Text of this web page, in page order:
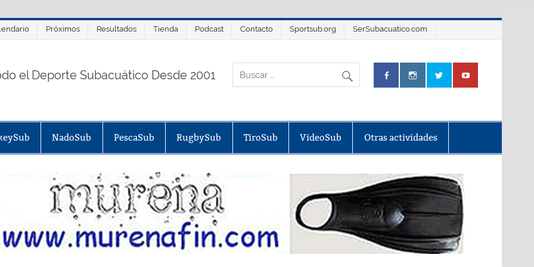
Próximos Resultados Tienda Podcast Contacto Sportsub.org SerSubacuatico.com
el Deporte Subacuático Desde 2001
NadoSub PescaSub RugbySub TiroSub VideoSub Otras actividades